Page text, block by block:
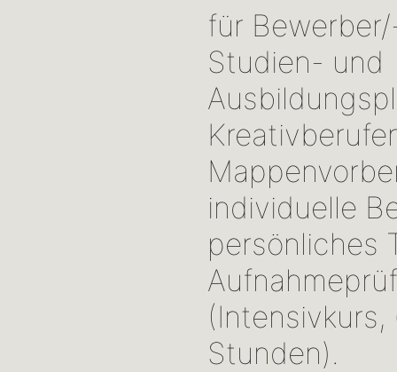
für
Studien- und
individuelle
persönliches
Stunden).